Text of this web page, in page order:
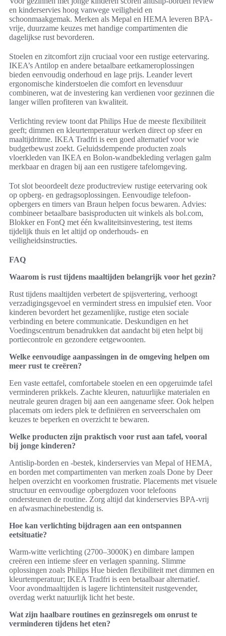
en kinderservies hoog vanwege veiligheid en
schoonmaakgemak. Merken als Mepal en HEMA leveren BPA-
vrije, duurzame keuzes met handige compartimenten die
dagelijkse rust bevorderen.
Stoelen en zitcomfort zijn cruciaal voor een rustige eetervaring.
IKEA’s Antilop en andere betaalbare eetkameroplossingen
bieden eenvoudig onderhoud en lage prijs. Leander levert
ergonomische kinderstoelen die comfort en levensduur
combineren, wat de investering kan verdienen voor gezinnen die
langer willen profiteren van kwaliteit.
Verlichting review toont dat Philips Hue de meeste flexibiliteit
geeft; dimmen en kleurtemperatuur werken direct op sfeer en
maaltijdritme. IKEA Tradfri is een goed alternatief voor wie
budgetbewust zoekt. Geluidsdempende producten zoals
vloerkleden van IKEA en Bolon-wandbekleding verlagen galm
merkbaar en dragen bij aan een rustigere tafelomgeving.
Tot slot beoordeelt deze productreview rustige eetervaring ook
op opberg- en gedragsoplossingen. Eenvoudige telefoon-
opbergers en timers van Braun helpen focus bewaren. Advies:
combineer betaalbare basisproducten uit winkels als bol.com,
Blokker en FonQ met één kwaliteitsinvestering, test items
tijdelijk thuis en let altijd op onderhouds- en
veiligheidsinstructies.
FAQ
Waarom is rust tijdens maaltijden belangrijk voor het gezin?
Rust tijdens maaltijden verbetert de spijsvertering, verhoogt
verzadigingsgevoel en vermindert stress en impulsief eten. Voor
kinderen bevordert het gezamenlijke, rustige eten sociale
verbinding en betere communicatie. Deskundigen en het
Voedingscentrum benadrukken dat aandacht bij eten helpt bij
portiecontrole en gezondere eetgewoonten.
Welke eenvoudige aanpassingen in de omgeving helpen om
meer rust te creëren?
Een vaste eettafel, comfortabele stoelen en een opgeruimde tafel
verminderen prikkels. Zachte kleuren, natuurlijke materialen en
neutrale geuren dragen bij aan een aangename sfeer. Ook helpen
placemats om ieders plek te definiëren en serveerschalen om
keuzes te beperken en overzicht te bewaren.
Welke producten zijn praktisch voor rust aan tafel, vooral
bij jonge kinderen?
Antislip-borden en -bestek, kinderservies van Mepal of HEMA,
en borden met compartimenten van merken zoals Done by Deer
helpen overzicht en voorkomen frustratie. Placements met visuele
structuur en eenvoudige opbergdozen voor telefoons
ondersteunen de routine. Zorg altijd dat kinderservies BPA-vrij
en afwasmachinebestendig is.
Hoe kan verlichting bijdragen aan een ontspannen
eetsituatie?
Warm-witte verlichting (2700–3000K) en dimbare lampen
creëren een intieme sfeer en verlagen spanning. Slimme
oplossingen zoals Philips Hue bieden flexibiliteit met dimmen en
kleurtemperatuur; IKEA Tradfri is een betaalbaar alternatief.
Voor avondmaaltijden is lagere lichtintensiteit rustgevender,
overdag werkt natuurlijk licht het beste.
Wat zijn haalbare routines en gezinsregels om onrust te
verminderen tijdens het eten?